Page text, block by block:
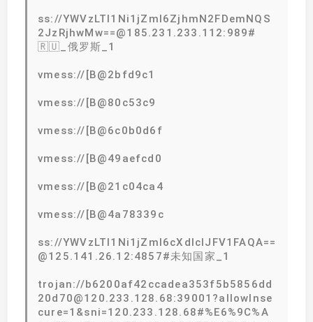
ss://YWVzLTI1Ni1jZmI6ZjhmN2FDemNQS
2JzRjhwMw==@185.231.233.112:989#
🇷🇺_俄罗斯_1
vmess://[B@2bfd9c1
vmess://[B@80c53c9
vmess://[B@6c0b0d6f
vmess://[B@49aefcd0
vmess://[B@21c04ca4
vmess://[B@4a78339c
ss://YWVzLTI1Ni1jZmI6cXdlclJFV1FAQA==
@125.141.26.12:4857#未知国家_1
trojan://b6200af42ccadea353f5b5856dd
20d70@120.233.128.68:39001?allowInse
cure=1&sni=120.233.128.68#%E6%9C%A